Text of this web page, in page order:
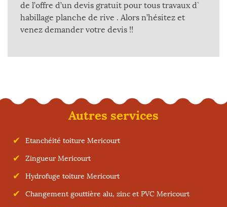
de l’offre d’un devis gratuit pour tous travaux d`
habillage planche de rive . Alors n’hésitez et
venez demander votre devis !!
Autres services
Etanchéité toiture Mericourt
Zingueur Mericourt
Hydrofuge toiture Mericourt
Changement gouttière alu, zinc et PVC Mericourt